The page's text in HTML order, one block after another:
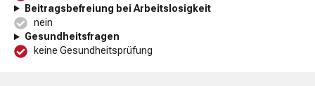
Beitragsbefreiung bei Arbeitslosigkeit
nein
Gesundheitsfragen
keine Gesundheitsprüfung